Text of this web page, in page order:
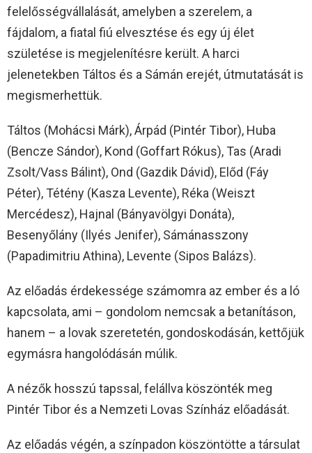
felelősségvállalását, amelyben a szerelem, a
fájdalom, a fiatal fiú elvesztése és egy új élet
születése is megjelenítésre került. A harci
jelenetekben Táltos és a Sámán erejét, útmutatását is
megismerhettük.
Táltos (Mohácsi Márk), Árpád (Pintér Tibor), Huba
(Bencze Sándor), Kond (Goffart Rókus), Tas (Aradi
Zsolt/Vass Bálint), Ond (Gazdik Dávid), Előd (Fáy
Péter), Tétény (Kasza Levente), Réka (Weiszt
Mercédesz), Hajnal (Bányavölgyi Donáta),
Besenyőlány (Ilyés Jenifer), Sámánasszony
(Papadimitriu Athina), Levente (Sipos Balázs).
Az előadás érdekessége számomra az ember és a ló
kapcsolata, ami – gondolom nemcsak a betanításon,
hanem – a lovak szeretetén, gondoskodásán, kettőjük
egymásra hangolódásán múlik.
A nézők hosszú tapssal, felállva köszönték meg
Pintér Tibor és a Nemzeti Lovas Színház előadását.
Az előadás végén, a színpadon köszöntötte a társulat